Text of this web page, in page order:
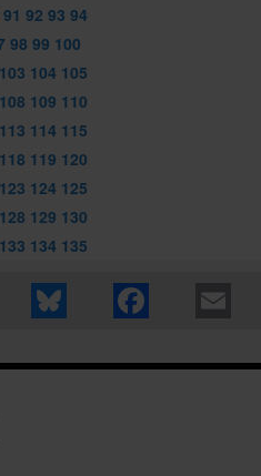
91 92 93 94
98 99 100
103 104 105
108 109 110
113 114 115
118 119 120
123 124 125
128 129 130
133 134 135